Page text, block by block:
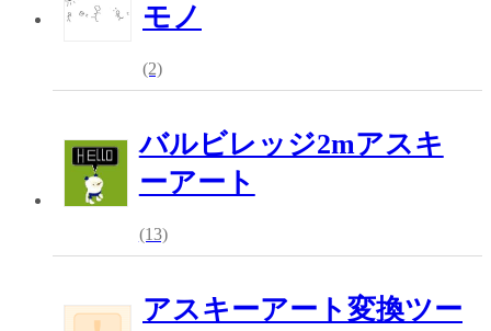
モノ
(2)
バルビレッジ2mアスキ
ーアート
(13)
アスキーアート変換ツー